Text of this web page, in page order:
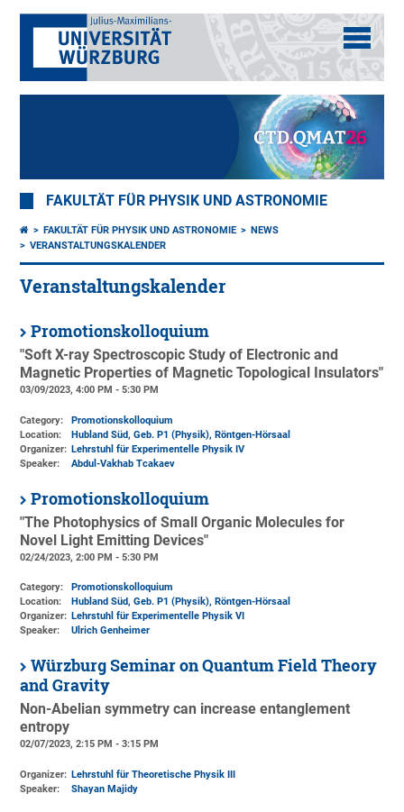
FAKULTÄT FÜR PHYSIK UND ASTRONOMIE
FAKULTÄT FÜR PHYSIK UND ASTRONOMIE
NEWS
VERANSTALTUNGSKALENDER
Veranstaltungskalender
Promotionskolloquium
"Soft X-ray Spectroscopic Study of Electronic and
Magnetic Properties of Magnetic Topological Insulators"
03/09/2023, 4:00 PM - 5:30 PM
Category:
Promotionskolloquium
Location:
Hubland Süd, Geb. P1 (Physik), Röntgen-Hörsaal
Organizer: Lehrstuhl für Experimentelle Physik IV
Speaker:
Abdul-Vakhab Tcakaev
Promotionskolloquium
"The Photophysics of Small Organic Molecules for
Novel Light Emitting Devices"
02/24/2023, 2:00 PM - 5:30 PM
Category:
Promotionskolloquium
Location:
Hubland Süd, Geb. P1 (Physik), Röntgen-Hörsaal
Organizer: Lehrstuhl für Experimentelle Physik VI
Speaker:
Ulrich Genheimer
Würzburg Seminar on Quantum Field Theory
and Gravity
Non-Abelian symmetry can increase entanglement
entropy
02/07/2023, 2:15 PM - 3:15 PM
Organizer: Lehrstuhl für Theoretische Physik III
Speaker:
Shayan Majidy